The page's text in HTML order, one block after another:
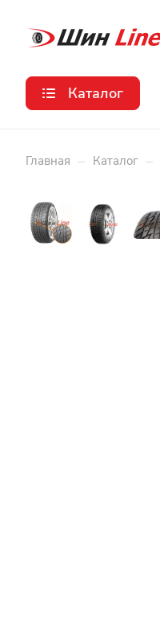
Каталог
Главная – Каталог –